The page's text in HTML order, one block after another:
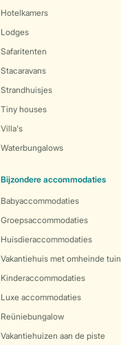
Hotelkamers
Lodges
Safaritenten
Stacaravans
Strandhuisjes
Tiny houses
Villa's
Waterbungalows
Bijzondere accommodaties
Babyaccommodaties
Groepsaccommodaties
Huisdieraccommodaties
Vakantiehuis met omheinde tuin
Kinderaccommodaties
Luxe accommodaties
Reüniebungalow
Vakantiehuizen aan de piste